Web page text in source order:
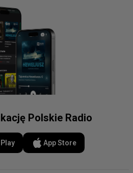
Polskie Radio
App Store